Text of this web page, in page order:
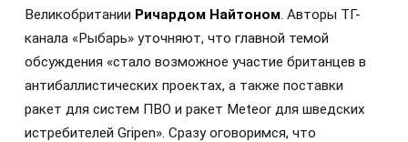
Великобритании Ричардом Найтоном. Авторы ТГ-
канала «Рыбарь» уточняют, что главной темой
обсуждения «стало возможное участие британцев в
антибаллистических проектах, а также поставки
ракет для систем ПВО и ракет Meteor для шведских
истребителей Gripen». Сразу оговоримся, что